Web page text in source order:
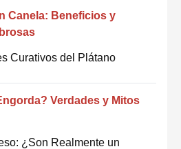
Canela: Beneficios y
Curativos del Plátano
Verdades y Mitos
¿Son Realmente un